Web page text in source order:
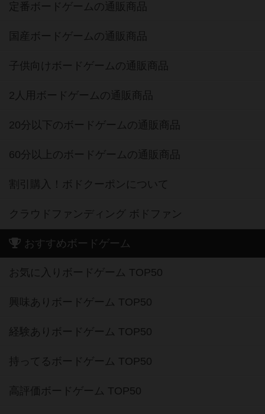
定番ボードゲームの通販商品
国産ボードゲームの通販商品
子供向けボードゲームの通販商品
2人用ボードゲームの通販商品
20分以下のボードゲームの通販商品
60分以上のボードゲームの通販商品
割引購入！ボドクーポンについて
クラウドファンディング ボドファン
おすすめボードゲーム
お気に入りボードゲーム TOP50
興味ありボードゲーム TOP50
経験ありボードゲーム TOP50
持ってるボードゲーム TOP50
高評価ボードゲーム TOP50